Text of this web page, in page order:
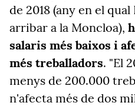
de 2018 (any en el
arribar a la Moncloa),
salaris més baixos i
més treballadors. "El
menys de 200.000
n'afecta més de dos